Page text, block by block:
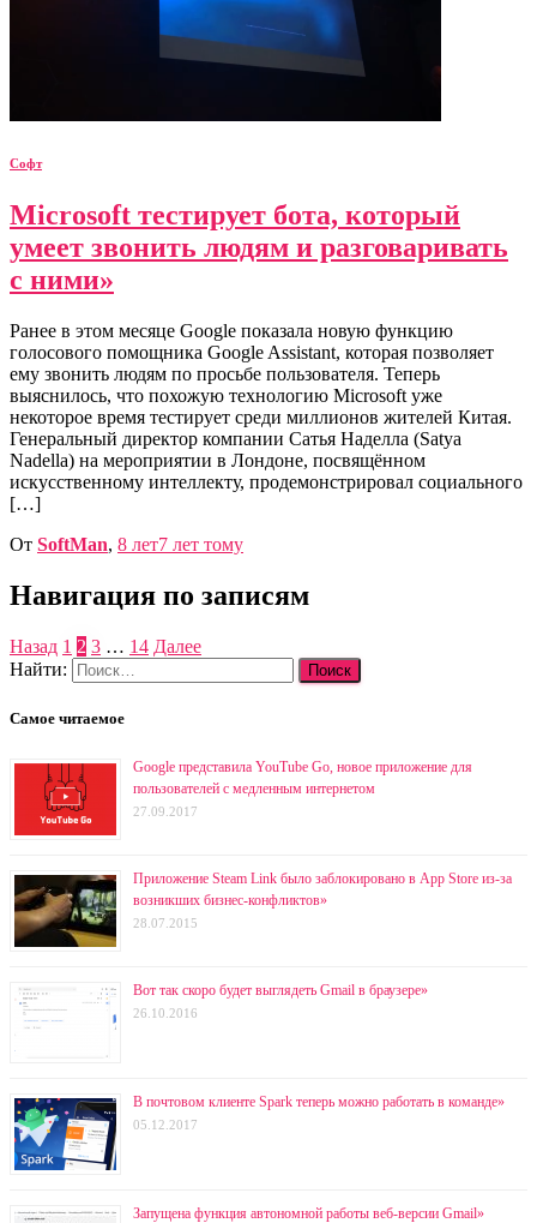
Софт
Microsoft тестирует бота, который
умеет звонить людям и разговаривать
с ними»
Ранее в этом месяце Google показала новую функцию
голосового помощника Google Assistant, которая позволяет
ему звонить людям по просьбе пользователя. Теперь
выяснилось, что похожую технологию Microsoft уже
некоторое время тестирует среди миллионов жителей Китая.
Генеральный директор компании Сатья Наделла (Satya
Nadella) на мероприятии в Лондоне, посвящённом
искусственному интеллекту, продемонстрировал социального
[…]
От SoftMan, 8 лет7 лет тому
Навигация по записям
Назад 1 2 3 … 14 Далее
Найти:
Самое читаемое
Google представила YouTube Go, новое приложение для
пользователей с медленным интернетом
27.09.2017
Приложение Steam Link было заблокировано в App Store из-за
возникших бизнес-конфликтов»
28.07.2015
Вот так скоро будет выглядеть Gmail в браузере»
26.10.2016
В почтовом клиенте Spark теперь можно работать в команде»
05.12.2017
Запущена функция автономной работы веб-версии Gmail»